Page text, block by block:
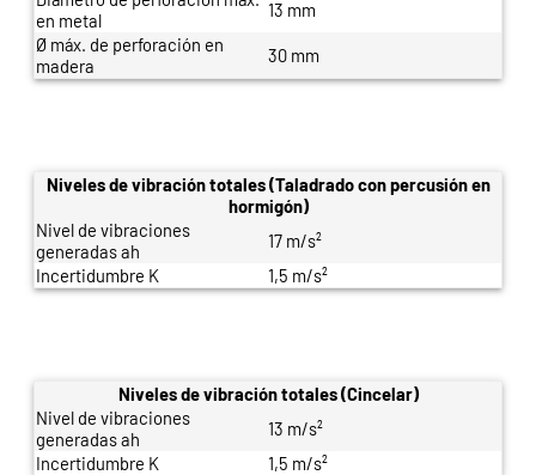
en metal
13 mm
Ø máx. de perforación en
madera
30 mm
Niveles de vibración totales (Taladrado con percusión en
hormigón)
Nivel de vibraciones
generadas ah
17 m/s²
Incertidumbre K
1,5 m/s²
Niveles de vibración totales (Cincelar)
Nivel de vibraciones
generadas ah
13 m/s²
Incertidumbre K
1,5 m/s²